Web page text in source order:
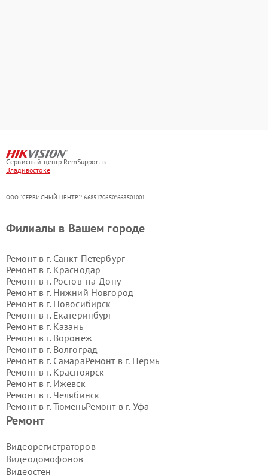
Сервисный центр RemSupport в
Владивостоке
ООО "СЕРВИСНЫЙ ЦЕНТР"* 6685170650*668501001
Ремонт
Видеорегистраторов
Видеодомофонов
Видеостен
Филиалы в Вашем городе
Ремонт в г. Санкт-Петербург
Ремонт в г. Краснодар
Ремонт в г. Ростов-на-Дону
Ремонт в г. Нижний Новгород
Ремонт в г. Новосибирск
Ремонт в г. Екатеринбург
Ремонт в г. Казань
Ремонт в г. Воронеж
Ремонт в г. Волгоград
Ремонт в г. СамараРемонт в г. Пермь
Ремонт в г. Красноярск
Ремонт в г. Ижевск
Ремонт в г. Челябинск
Ремонт в г.ТюменьРемонт в г. Уфа
Ремонт в г.
Ремонт в г.
Ремонт в г.Барнаул
Ремонт в г.Тольятти